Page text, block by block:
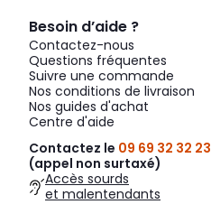
Besoin d’aide ?
Contactez-nous
Questions fréquentes
Suivre une commande
Nos conditions de livraison
Nos guides d'achat
Centre d'aide
Contactez le 09 69 32 32 23
(appel non surtaxé)
Accès sourds
et malentendants